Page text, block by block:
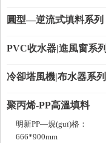
圓型—逆流式填料系列
PVC收水器|進風窗系列
冷卻塔風機|布水器系列
聚丙烯-PP高溫填料
明新PP—規(guī)格：
666*900mm